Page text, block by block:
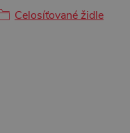
Celosíťované židle